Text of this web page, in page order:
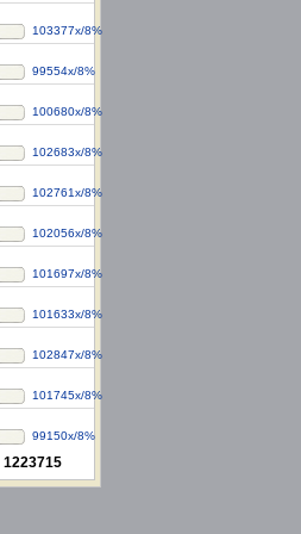
103377x/8%
99554x/8%
100680x/8%
102683x/8%
102761x/8%
102056x/8%
101697x/8%
101633x/8%
102847x/8%
101745x/8%
99150x/8%
1223715